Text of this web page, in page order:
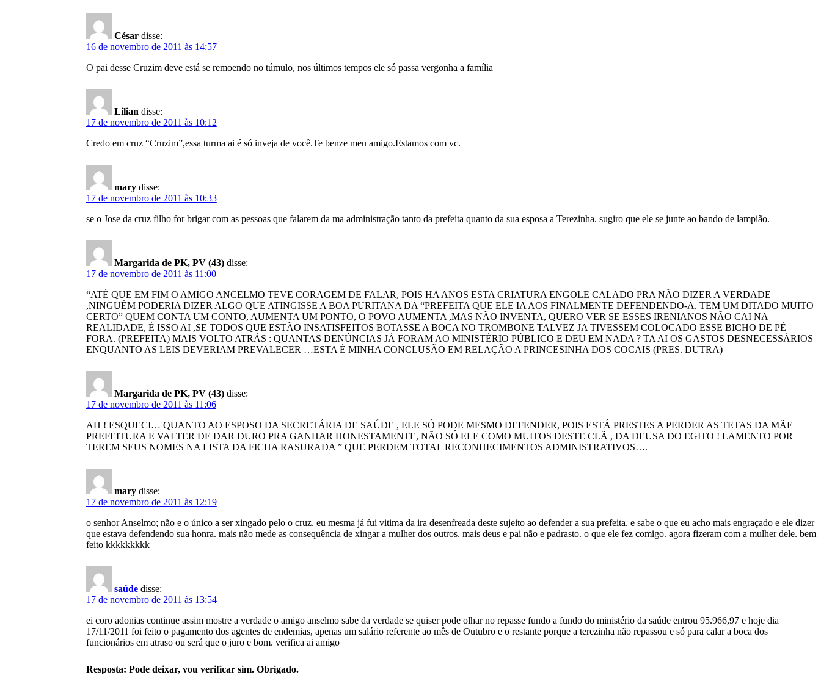
César disse:
16 de novembro de 2011 às 14:57
O pai desse Cruzim deve está se remoendo no túmulo, nos últimos tempos ele só passa vergonha a família
Lilian disse:
17 de novembro de 2011 às 10:12
Credo em cruz “Cruzim”,essa turma ai é só inveja de você.Te benze meu amigo.Estamos com vc.
mary disse:
17 de novembro de 2011 às 10:33
se o Jose da cruz filho for brigar com as pessoas que falarem da ma administração tanto da prefeita quanto da sua esposa a Terezinha. sugiro que ele se junte ao bando de lampião.
Margarida de PK, PV (43) disse:
17 de novembro de 2011 às 11:00
“ATÉ QUE EM FIM O AMIGO ANCELMO TEVE CORAGEM DE FALAR, POIS HA ANOS ESTA CRIATURA ENGOLE CALADO PRA NÃO DIZER A VERDADE
,NINGUÉM PODERIA DIZER ALGO QUE ATINGISSE A BOA PURITANA DA “PREFEITA QUE ELE IA AOS FINALMENTE DEFENDENDO-A. TEM UM DITADO MUITO
CERTO” QUEM CONTA UM CONTO, AUMENTA UM PONTO, O POVO AUMENTA ,MAS NÃO INVENTA, QUERO VER SE ESSES IRENIANOS NÃO CAI NA
REALIDADE, É ISSO AI ,SE TODOS QUE ESTÃO INSATISFEITOS BOTASSE A BOCA NO TROMBONE TALVEZ JA TIVESSEM COLOCADO ESSE BICHO DE PÉ
FORA. (PREFEITA) MAIS VOLTO ATRÁS : QUANTAS DENÚNCIAS JÁ FORAM AO MINISTÉRIO PÚBLICO E DEU EM NADA ? TA AI OS GASTOS DESNECESSÁRIOS
ENQUANTO AS LEIS DEVERIAM PREVALECER …ESTA É MINHA CONCLUSÃO EM RELAÇÃO A PRINCESINHA DOS COCAIS (PRES. DUTRA)
Margarida de PK, PV (43) disse:
17 de novembro de 2011 às 11:06
AH ! ESQUECI… QUANTO AO ESPOSO DA SECRETÁRIA DE SAÚDE , ELE SÓ PODE MESMO DEFENDER, POIS ESTÁ PRESTES A PERDER AS TETAS DA MÃE
PREFEITURA E VAI TER DE DAR DURO PRA GANHAR HONESTAMENTE, NÃO SÓ ELE COMO MUITOS DESTE CLÃ , DA DEUSA DO EGITO ! LAMENTO POR
TEREM SEUS NOMES NA LISTA DA FICHA RASURADA ” QUE PERDEM TOTAL RECONHECIMENTOS ADMINISTRATIVOS….
mary disse:
17 de novembro de 2011 às 12:19
o senhor Anselmo; não e o único a ser xingado pelo o cruz. eu mesma já fui vitima da ira desenfreada deste sujeito ao defender a sua prefeita. e sabe o que eu acho mais engraçado e ele dizer
que estava defendendo sua honra. mais não mede as consequência de xingar a mulher dos outros. mais deus e pai não e padrasto. o que ele fez comigo. agora fizeram com a mulher dele. bem
feito kkkkkkkkk
saúde disse:
17 de novembro de 2011 às 13:54
ei coro adonias continue assim mostre a verdade o amigo anselmo sabe da verdade se quiser pode olhar no repasse fundo a fundo do ministério da saúde entrou 95.966,97 e hoje dia
17/11/2011 foi feito o pagamento dos agentes de endemias, apenas um salário referente ao mês de Outubro e o restante porque a terezinha não repassou e só para calar a boca dos
funcionários em atraso ou será que o juro e bom. verifica ai amigo
Resposta: Pode deixar, vou verificar sim. Obrigado.